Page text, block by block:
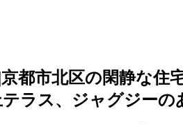
都市北区の閑静な住
ラス、ジャグジーの